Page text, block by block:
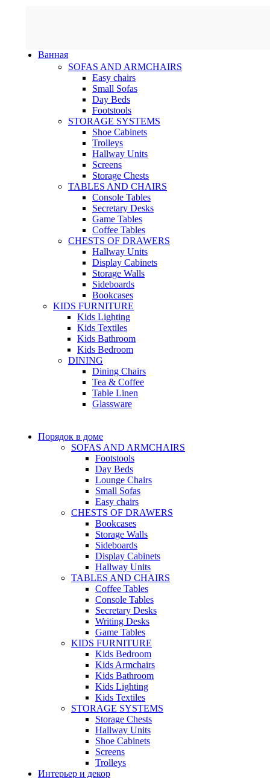
Ванная
SOFAS AND ARMCHAIRS
Easy chairs
Small Sofas
Day Beds
Footstools
STORAGE SYSTEMS
Shoe Cabinets
Trolleys
Hallway Units
Screens
Storage Chests
TABLES AND CHAIRS
Console Tables
Secretary Desks
Game Tables
Coffee Tables
CHESTS OF DRAWERS
Hallway Units
Display Cabinets
Storage Walls
Sideboards
Bookcases
KIDS FURNITURE
Kids Lighting
Kids Textiles
Kids Bathroom
Kids Bedroom
DINING
Dining Chairs
Tea & Coffee
Table Linen
Glassware
Порядок в доме
SOFAS AND ARMCHAIRS
Footstools
Day Beds
Lounge Chairs
Small Sofas
Easy chairs
CHESTS OF DRAWERS
Bookcases
Storage Walls
Sideboards
Display Cabinets
Hallway Units
TABLES AND CHAIRS
Coffee Tables
Console Tables
Secretary Desks
Writing Desks
Game Tables
KIDS FURNITURE
Kids Bedroom
Kids Armchairs
Kids Bathroom
Kids Lighting
Kids Textiles
STORAGE SYSTEMS
Storage Chests
Hallway Units
Shoe Cabinets
Screens
Trolleys
Интерьер и декор